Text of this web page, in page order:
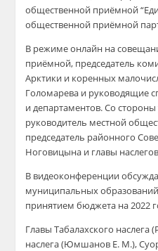
общественной приёмной
общественной приёмной
В режиме онлайн на
приёмной, председатель
Арктики и коренных
Голомарева и руководящие
и департаментов. Со стороны
руководитель местной
председатель районного
Ноговицына и главы
В видеоконференции
муниципальных
принятием бюджета на 2022
Главы Табалахского наслега
наслега (Юмшанов Е. М.),